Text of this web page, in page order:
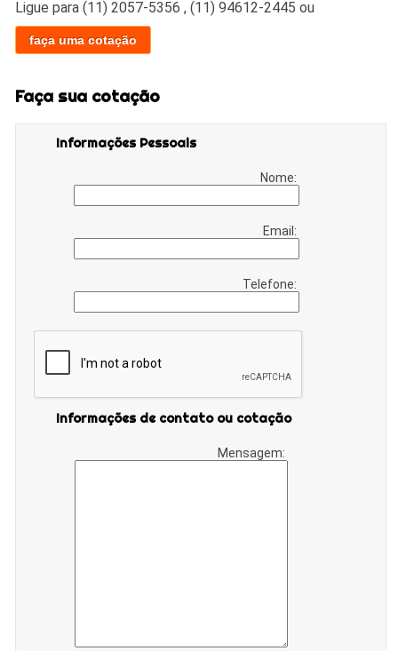
Ligue para(11) 2057-5356 ,(11) 94612-2445 ou
faça uma cotação
Faça sua cotação
Informações Pessoais
Nome:
Email:
Telefone:
Informações de contato ou cotação
Mensagem: